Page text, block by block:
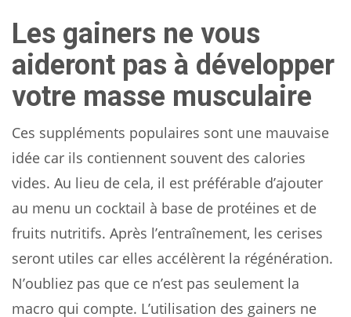
Les gainers ne vous
aideront pas à développer
votre masse musculaire
Ces suppléments populaires sont une mauvaise
idée car ils contiennent souvent des calories
vides. Au lieu de cela, il est préférable d’ajouter
au menu un cocktail à base de protéines et de
fruits nutritifs. Après l’entraînement, les cerises
seront utiles car elles accélèrent la régénération.
N’oubliez pas que ce n’est pas seulement la
macro qui compte. L’utilisation des gainers ne